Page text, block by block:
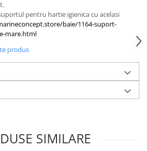
pentru hartie igienica cu acelasi
baie/1164-suport-
mare.html
produs
SIMILARE